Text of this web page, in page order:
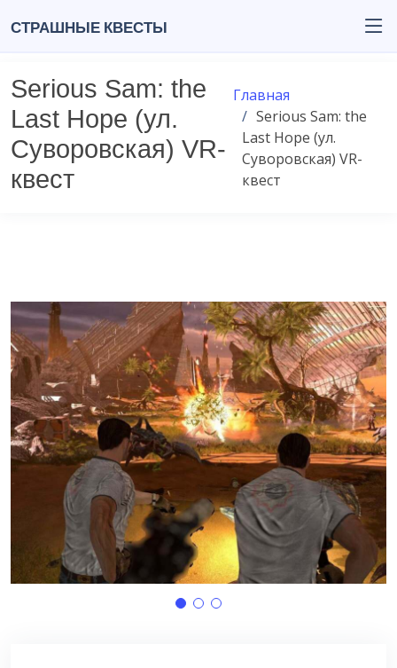
Страшные квесты
Serious Sam: the
Last Hope (ул.
Суворовская) VR-
квест
Главная
Serious Sam: the
Last Hope (ул.
Суворовская) VR-
квест